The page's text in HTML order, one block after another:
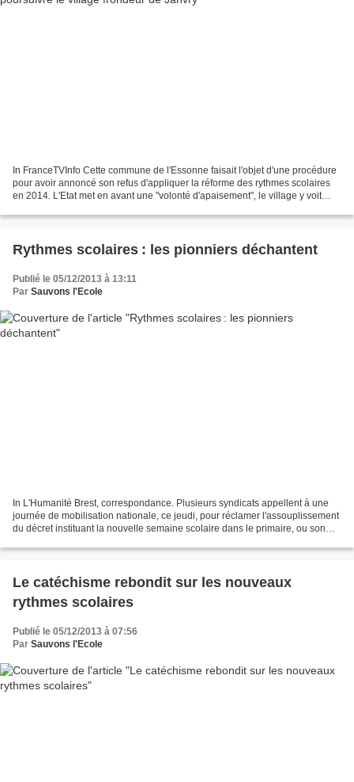
In FranceTVInfo Cette commune de l'Essonne faisait l'objet d'une procédure
pour avoir annoncé son refus d'appliquer la réforme des rythmes scolaires
en 2014. L'Etat met en avant une "volonté d'apaisement", le village y voit
Rythmes scolaires : les pionniers déchantent
Publié le 05/12/2013 à 13:11
Par Sauvons l'Ecole
In L'Humanité Brest, correspondance. Plusieurs syndicats appellent à une
journée de mobilisation nationale, ce jeudi, pour réclamer l'assouplissement
du décret instituant la nouvelle semaine scolaire dans le primaire, ou son
Le catéchisme rebondit sur les nouveaux
rythmes scolaires
Publié le 05/12/2013 à 07:56
Par Sauvons l'Ecole